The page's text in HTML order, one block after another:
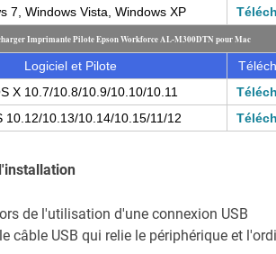
7, Windows Vista, Windows XP
Imprimante Pilote Epson Workforce AL-M300DTN pour Mac
Logiciel et Pilote
X 10.7/10.8/10.9/10.10/10.11
10.12/10.13/10.14/10.15/11/12
de l'utilisation d'une connexion USB
câble USB qui relie le périphérique et